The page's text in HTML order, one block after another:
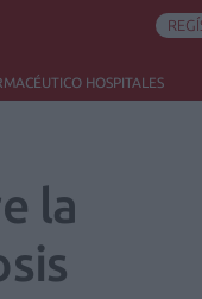
HOSPITALES
la